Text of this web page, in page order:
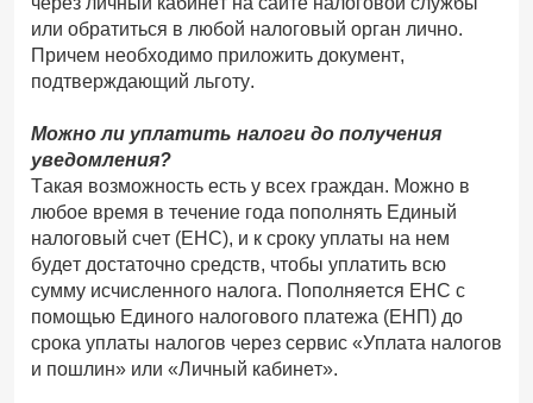
или обратиться в любой налоговый орган лично.
Причем необходимо приложить документ,
подтверждающий льготу.
Можно ли уплатить налоги до получения
уведомления?
Такая возможность есть у всех граждан. Можно в
любое время в течение года пополнять Единый
налоговый счет (ЕНС), и к сроку уплаты на нем
будет достаточно средств, чтобы уплатить всю
сумму исчисленного налога. Пополняется ЕНС с
помощью Единого налогового платежа (ЕНП) до
срока уплаты налогов через сервис «Уплата налогов
и пошлин» или «Личный кабинет».